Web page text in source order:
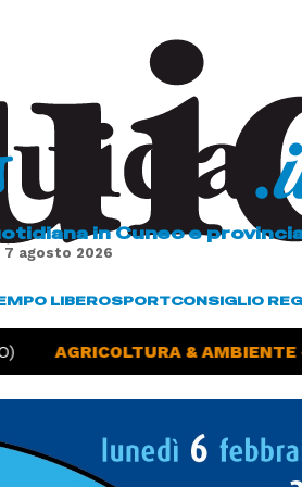
in Cuneo e
7 agosto 2026
LIBEROSPORTCONSIGLIO
AGRICOLTURA & AMBIENTE -